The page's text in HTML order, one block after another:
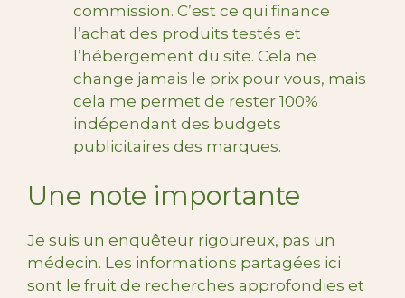
commission. C’est ce qui finance
l’achat des produits testés et
l’hébergement du site. Cela ne
change jamais le prix pour vous, mais
cela me permet de rester 100%
indépendant des budgets
publicitaires des marques.
Une note importante
Je suis un enquêteur rigoureux, pas un
médecin. Les informations partagées ici
sont le fruit de recherches approfondies et